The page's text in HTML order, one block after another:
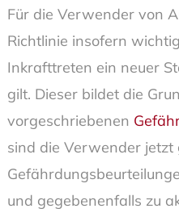
Für die Verwender von
Richtlinie insofern
Inkrafttreten ein neuer
gilt. Dieser bildet die
vorgeschriebenen
sind die Verwender jetzt
und gegebenenfalls zu